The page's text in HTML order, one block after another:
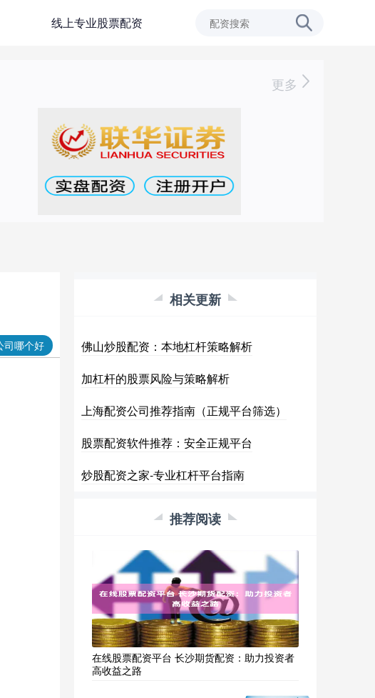
线上专业股票配资
更多
司哪个好
相关更新
佛山炒股配资：本地杠杆策略解析
加杠杆的股票风险与策略解析
上海配资公司推荐指南（正规平台筛选）
股票配资软件推荐：安全正规平台
炒股配资之家-专业杠杆平台指南
推荐阅读
在线股票配资平台 长沙期货配资：助力投资者
高收益之路